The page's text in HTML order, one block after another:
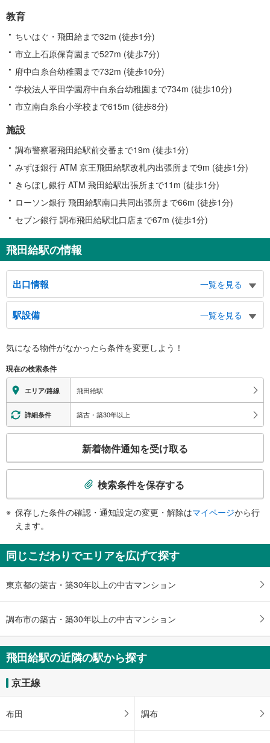
教育
ちいはぐ・飛田給まで32m (徒歩1分)
市立上石原保育園まで527m (徒歩7分)
府中白糸台幼稚園まで732m (徒歩10分)
学校法人平田学園府中白糸台幼稚園まで734m (徒歩10分)
市立南白糸台小学校まで615m (徒歩8分)
施設
調布警察署飛田給駅前交番まで19m (徒歩1分)
みずほ銀行 ATM 京王飛田給駅改札内出張所まで9m (徒歩1分)
きらぼし銀行 ATM 飛田給駅出張所まで11m (徒歩1分)
ローソン銀行 飛田給駅南口共同出張所まで66m (徒歩1分)
セブン銀行 調布飛田給駅北口店まで67m (徒歩1分)
飛田給駅の情報
出口情報
一覧を見る
北口
東京スタジアム（味の素スタジアム）方面、武蔵野の森総合スポーツプラザ方
面、東京外国語大学方面、警察大学校方面、甲州街道方面、バスのりば、タク
シーのりば
南口
飛田給２・３丁目方面、上石原２丁目方面、白糸台５・６丁目方面、押立町２
丁目方面、府中東高等学校方面、品川通り方面、バスのりば、タクシーのりば
駅設備
一覧を見る
※段差なしでの移動経路
地上⇔改札⇔ホーム：○
エレベータ
・各ホーム⇔改札
・北口
・南口
エスカレータ
・北口
・南口
《多機能トイレ》
・改札内
その他
・ＡＥＤ
気になる物件がなかったら条件を変更しよう！
現在の検索条件
エリア/路線 飛田給駅
詳細条件 築古・築30年以上
検
知
を
け
る
・
件
を
マ
イ
ー
新着物件通知を受け取る
検索条件を保存する
保存した条件の確認・通知設定の変更・解除はマイページから行
えます。
同じこだわりでエリアを広げて探す
東京都の築古・築30年以上の中古マンション
調布市の築古・築30年以上の中古マンション
飛田給駅の近隣の駅から探す
京王線
布田 調布